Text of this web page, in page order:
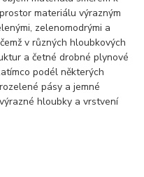
materiálu výrazným
zelenomodrými a
v různých hloubkových
a četné drobné plynové
podél některých
pásy a jemné
hloubky a vrstvení